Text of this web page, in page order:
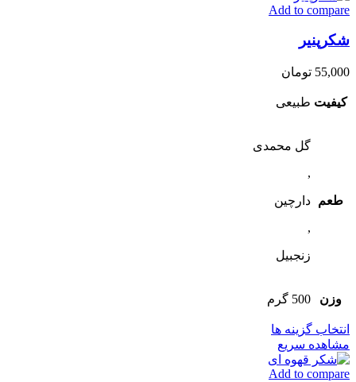
مختلفی
محصول
Add to compare
شکرپنیر
55,000 تومان
کیفیت طبیعی
طعم
گل محمدی
,
دارچین
,
زنجبیل
وزن 500 گرم
انتخاب گزینه ها
دارای
انواع
مشاهده سریع
Add to compare